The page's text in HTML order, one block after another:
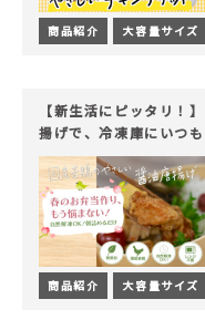
商品紹介 大容量サイズ
【新生活にピッタリ！
揚げで、冷凍庫にいつも
商品紹介 大容量サイズ